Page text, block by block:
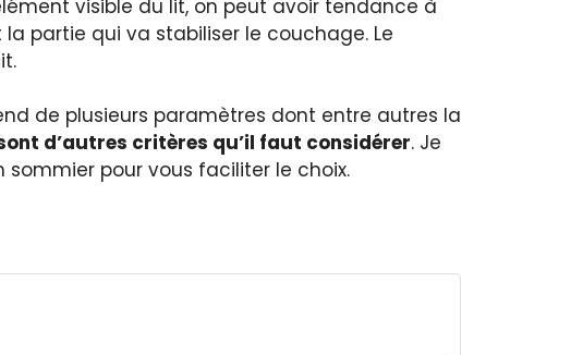
visible du lit, on peut avoir tendance à
partie qui va stabiliser le couchage. Le
de plusieurs paramètres dont entre autres la
d’autres critères qu’il faut considérer. Je
pour vous faciliter le choix.